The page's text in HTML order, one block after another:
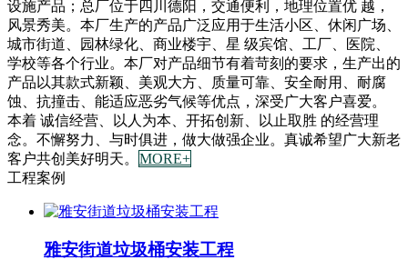
设施产品；总厂位于四川德阳，交通便利，地理位置优 越，
风景秀美。本厂生产的产品广泛应用于生活小区、休闲广场、
城市街道、园林绿化、商业楼宇、星 级宾馆、工厂、医院、
学校等各个行业。本厂对产品细节有着苛刻的要求，生产出的
产品以其款式新颖、美观大方、质量可靠、安全耐用、耐腐
蚀、抗撞击、能适应恶劣气候等优点，深受广大客户喜爱。
本着 诚信经营、以人为本、开拓创新、以止取胜 的经营理
念。不懈努力、与时俱进，做大做强企业。真诚希望广大新老
客户共创美好明天。 MORE+
工程案例
雅安街道垃圾桶安装工程